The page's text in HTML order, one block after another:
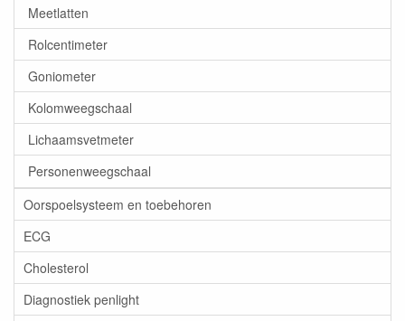
Meetlatten
Rolcentimeter
Goniometer
Kolomweegschaal
Lichaamsvetmeter
Personenweegschaal
Oorspoelsysteem en toebehoren
ECG
Cholesterol
Diagnostiek penlight